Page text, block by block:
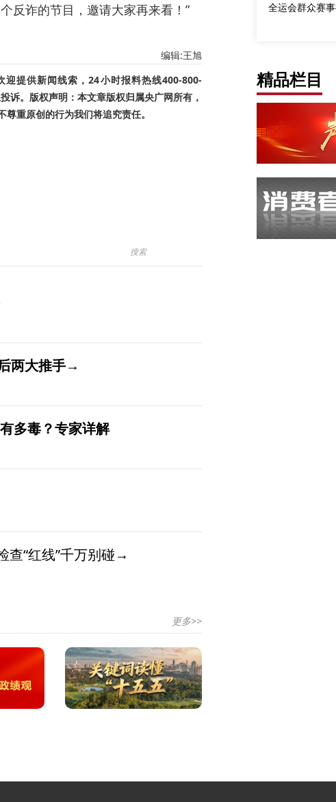
诈的节目，邀请大家再来看！”
编辑:王旭
提供新闻线索，24小时报料热线400-800-
诉。版权声明：本文章版权归属央广网所有，
重原创的行为我们将追究责任。
两大推手→
多毒？专家详解
查“红线”千万别碰→
更多>>
全运会群众赛
精品栏目